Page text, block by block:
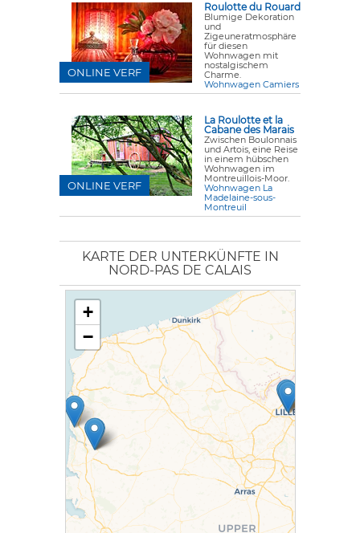
Roulotte du Rouard
Blumige Dekoration
und
Zigeuneratmosphäre
für diesen
Wohnwagen mit
nostalgischem
Charme.
Wohnwagen Camiers
ONLINE VERF
La Roulotte et la
Cabane des Marais
Zwischen Boulonnais
und Artois, eine Reise
in einem hübschen
Wohnwagen im
Montreuillois-Moor.
Wohnwagen La
Madelaine-sous-
Montreuil
ONLINE VERF
KARTE DER UNTERKÜNFTE IN
NORD-PAS DE CALAIS
+
−